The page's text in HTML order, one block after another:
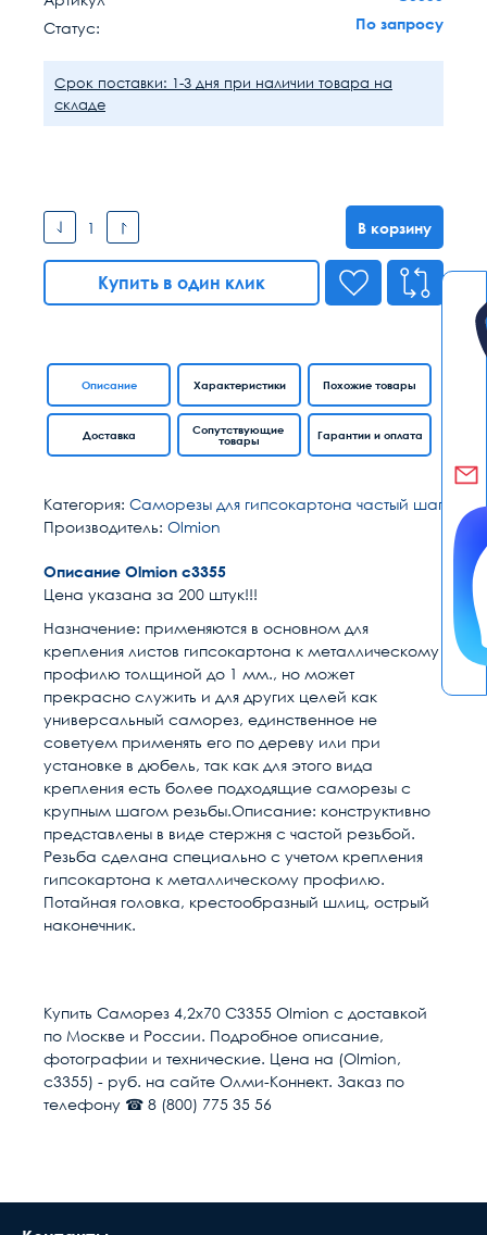
Статус:
По запросу
Срок поставки: 1-3 дня при наличии товара на
складе
В корзину
Купить в один клик
Описание Характеристики
Доставка
Похожие товары
Сопутствующие
товары
Гарантии и оплата
Категория: Саморезы для гипсокартона частый шаг
Производитель: Olmion
Описание Olmion с3355
Цена указана за 200 штук!!!
Назначение: применяются в основном для
крепления листов гипсокартона к металлическому
профилю толщиной до 1 мм., но может
прекрасно служить и для других целей как
универсальный саморез, единственное не
советуем применять его по дереву или при
установке в дюбель, так как для этого вида
крепления есть более подходящие саморезы с
крупным шагом резьбы.Описание: конструктивно
представлены в виде стержня с частой резьбой.
Резьба сделана специально с учетом крепления
гипсокартона к металлическому профилю.
Потайная головка, крестообразный шлиц, острый
наконечник.
Диаметр, мм 4.2
Единица измерения упак
Условия доставки
Доставка осуществляется в течении 2-4
рабочих дней после поступления оплаты на
Купить Саморез 4,2х70 С3355 Olmion с доставкой
по Москве и России. Подробное описание,
фотографии и технические. Цена на (Olmion,
с3355) - руб. на сайте Олми-Коннект. Заказ по
телефону ☎ 8 (800) 775 35 56